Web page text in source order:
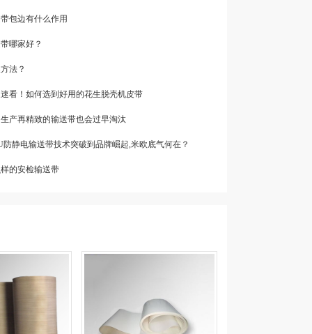
包边有什么作用
哪家好？
法？
看！如何选到好用的花生脱壳机皮带
产再精致的输送带也会过早淘汰
防静电输送带技术突破到品牌崛起,米欧底气何在？
的安检输送带